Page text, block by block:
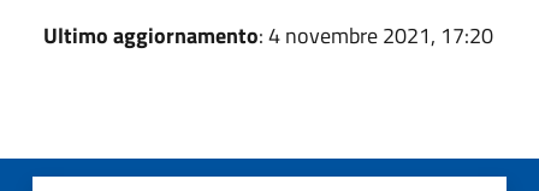
Ultimo aggiornamento: 4 novembre 2021, 17:20